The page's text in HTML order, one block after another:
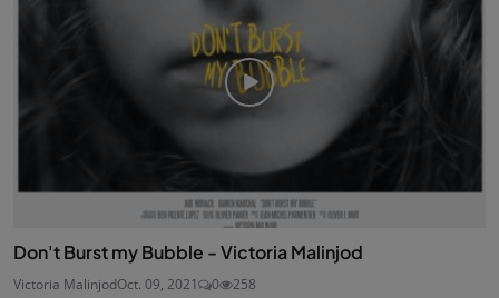
Don't Burst my Bubble - Victoria Malinjod
Victoria MalinjodOct. 09, 2021 0 258